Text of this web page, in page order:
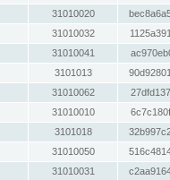
31010020
31010032
31010041
3101013
31010062
31010010
3101018
31010050
31010031